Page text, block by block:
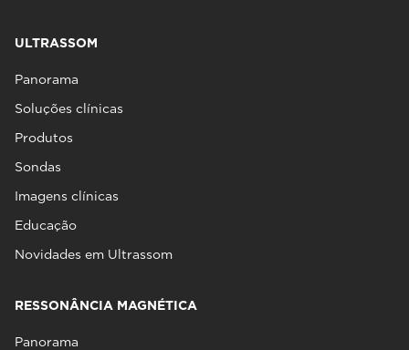
ULTRASSOM
Panorama
Soluções clínicas
Produtos
Sondas
Imagens clínicas
Educação
Novidades em Ultrassom
RESSONÂNCIA MAGNÉTICA
Panorama